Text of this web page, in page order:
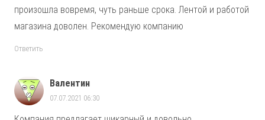
произошла вовремя, чуть раньше срока. Лентой и работой
магазина доволен. Рекомендую компанию
Ответить
Валентин
07.07.2021 06:30